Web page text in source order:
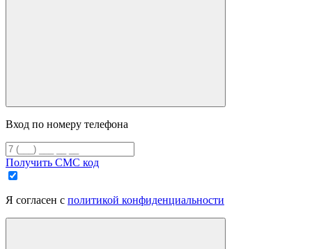
Вход по номеру телефона
Получить СМС код
Я согласен с политикой конфиденциальности